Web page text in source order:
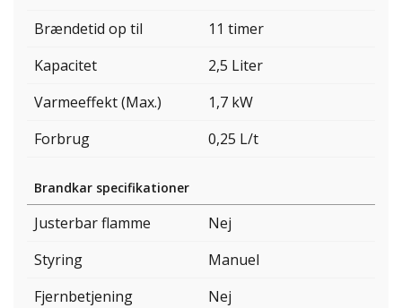
Brændetid op til
11 timer
Kapacitet
2,5 Liter
Varmeeffekt (Max.)
1,7 kW
Forbrug
0,25 L/t
Brandkar specifikationer
Justerbar flamme
Nej
Styring
Manuel
Fjernbetjening
Nej